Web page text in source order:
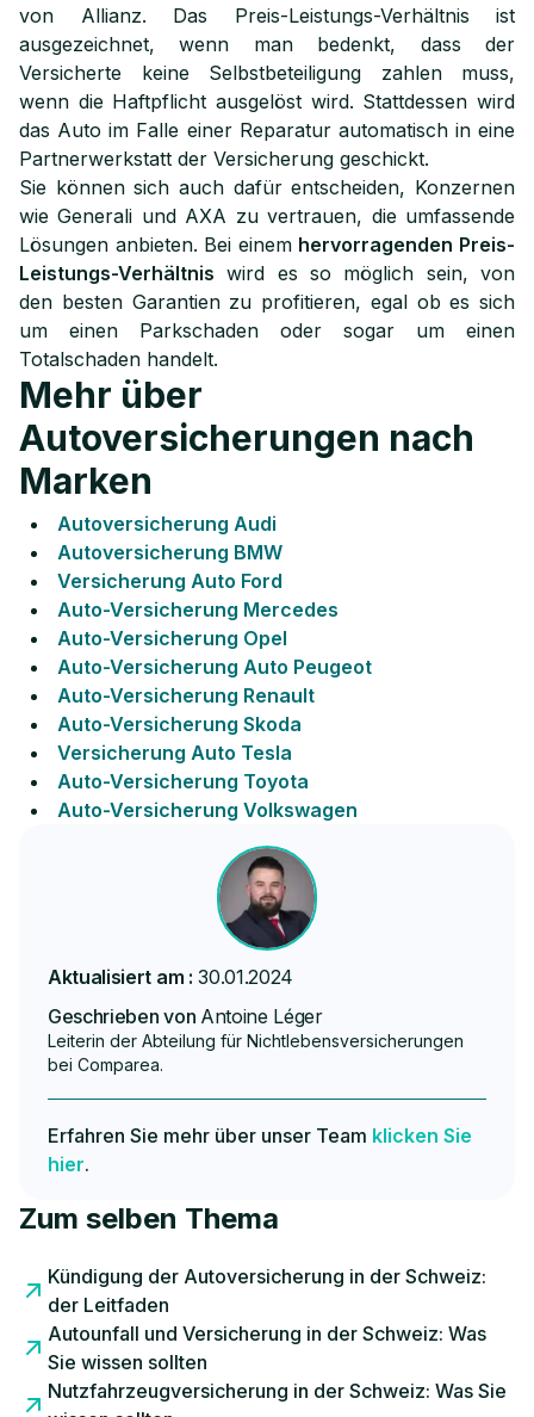
von Allianz. Das Preis-Leistungs-Verhältnis ist
ausgezeichnet, wenn man bedenkt, dass der
Versicherte keine Selbstbeteiligung zahlen muss,
wenn die Haftpflicht ausgelöst wird. Stattdessen wird
das Auto im Falle einer Reparatur automatisch in eine
Partnerwerkstatt der Versicherung geschickt.
Sie können sich auch dafür entscheiden, Konzernen
wie Generali und AXA zu vertrauen, die umfassende
Lösungen anbieten. Bei einem hervorragenden Preis-
Leistungs-Verhältnis wird es so möglich sein, von
den besten Garantien zu profitieren, egal ob es sich
um einen Parkschaden oder sogar um einen
Totalschaden handelt.
Mehr über
Autoversicherungen nach
Marken
Autoversicherung Audi
Autoversicherung BMW
Versicherung Auto Ford
Auto-Versicherung Mercedes
Auto-Versicherung Opel
Auto-Versicherung Auto Peugeot
Auto-Versicherung Renault
Auto-Versicherung Skoda
Versicherung Auto Tesla
Auto-Versicherung Toyota
Auto-Versicherung Volkswagen
Aktualisiert am : 30.01.2024
Geschrieben von Antoine Léger
Leiterin der Abteilung für Nichtlebensversicherungen
bei Comparea.
Erfahren Sie mehr über unser Team klicken Sie
hier.
Zum selben Thema
Kündigung der Autoversicherung in der Schweiz:
der Leitfaden
Autounfall und Versicherung in der Schweiz: Was
Sie wissen sollten
Nutzfahrzeugversicherung in der Schweiz: Was Sie